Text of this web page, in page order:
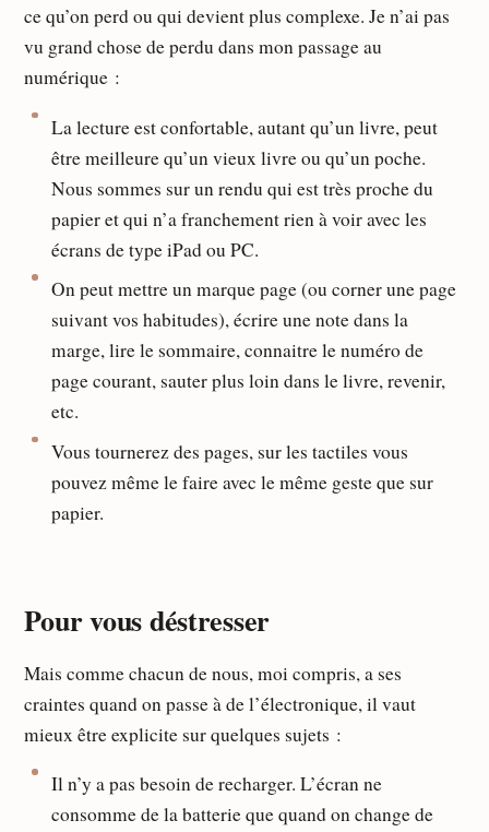
ce qu’on perd ou qui devient plus complexe. Je n’ai pas
vu grand chose de perdu dans mon passage au
numérique :
La lecture est confortable, autant qu’un livre, peut
être meilleure qu’un vieux livre ou qu’un poche.
Nous sommes sur un rendu qui est très proche du
papier et qui n’a franchement rien à voir avec les
écrans de type iPad ou PC.
On peut mettre un marque page (ou corner une page
suivant vos habitudes), écrire une note dans la
marge, lire le sommaire, connaitre le numéro de
page courant, sauter plus loin dans le livre, revenir,
etc.
Vous tournerez des pages, sur les tactiles vous
pouvez même le faire avec le même geste que sur
papier.
Pour vous déstresser
Mais comme chacun de nous, moi compris, a ses
craintes quand on passe à de l’électronique, il vaut
mieux être explicite sur quelques sujets :
Il n’y a pas besoin de recharger. L’écran ne
consomme de la batterie que quand on change de